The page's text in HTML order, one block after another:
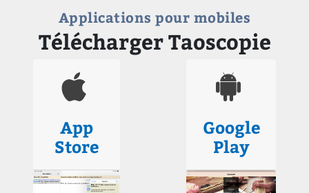
Applications pour mobiles
Télécharger Taoscopie
App
Store
Google
Play